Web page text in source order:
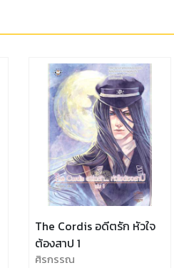
The Cordis อดีตรัก หัวใจ
ต้องสาป 1
ศิรกรรณ